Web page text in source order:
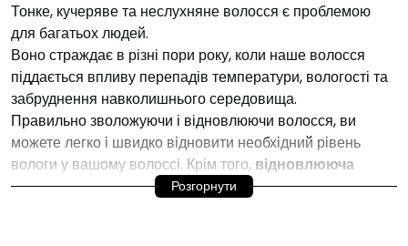
Тонке, кучеряве та неслухняне волосся є проблемою
для багатьох людей.
Воно страждає в різні пори року, коли наше волосся
піддається впливу перепадів температури, вологості та
забруднення навколишнього середовища.
Правильно зволожуючи і відновлюючи волосся, ви
можете легко і швидко відновити необхідний рівень
вологи у вашому волоссі. Крім того, відновлююча
косметика для волоссязахищає волоссявід впливу
Розгорнути